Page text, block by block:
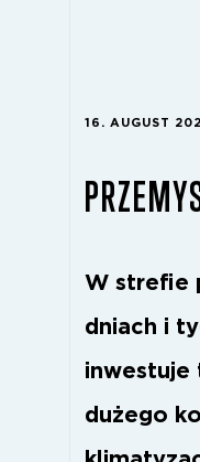
16. AUGUST
W strefie
dniach i
inwestuje
dużego